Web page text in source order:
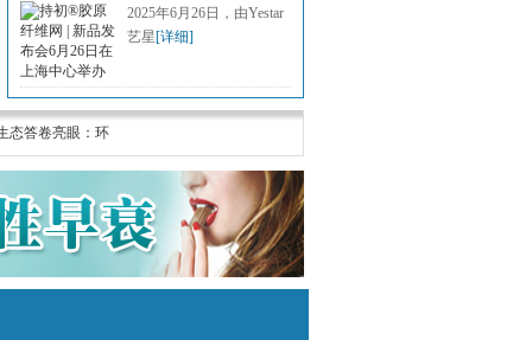
2025年6月26日，由Yestar
艺星[详细]
态答卷亮眼：环